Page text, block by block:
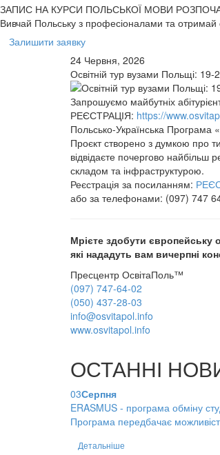
ЗАПИС НА КУРСИ ПОЛЬСЬКОЇ МОВИ
Вивчай Польську з професіоналами та отримай
Залишити заявку
24 Червня, 2026
Освітній тур вузами Польщі:
Запрошуємо майбутніх
РЕЄСТРАЦІЯ: https://
Польсько-Українська Програма
Проєкт створено з думкою про
відвідаєте почергово
складом та інфраструктурою.
Реєстрація за посиланням:
або за телефонами: (097) 747
Мрієте здобути європейську
які нададуть вам вичерпні
Пресцентр ОсвітаПоль™
(097) 747-64-02
(050) 437-28-03
info@osvitapol.info
www.osvitapol.info
ОСТАННІ
03Серпня
ERASMUS - програма обміну
Програма передбачає
Детальніше